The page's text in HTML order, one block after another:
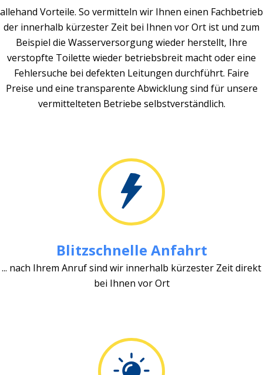
allehand Vorteile. So vermitteln wir Ihnen einen Fachbetrieb
der innerhalb kürzester Zeit bei Ihnen vor Ort ist und zum
Beispiel die Wasserversorgung wieder herstellt, Ihre
verstopfte Toilette wieder betriebsbreit macht oder eine
Fehlersuche bei defekten Leitungen durchführt. Faire
Preise und eine transparente Abwicklung sind für unsere
vermittelteten Betriebe selbstverständlich.
Blitzschnelle Anfahrt
... nach Ihrem Anruf sind wir innerhalb kürzester Zeit direkt
bei Ihnen vor Ort